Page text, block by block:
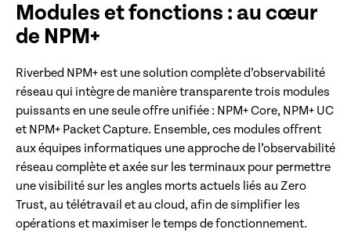
Modules et fonctions : au cœur
de NPM+
Riverbed NPM+ est une solution complète d’observabilité
réseau qui intègre de manière transparente trois modules
puissants en une seule offre unifiée : NPM+ Core, NPM+ UC
et NPM+ Packet Capture. Ensemble, ces modules offrent
aux équipes informatiques une approche de l’observabilité
réseau complète et axée sur les terminaux pour permettre
une visibilité sur les angles morts actuels liés au Zero
Trust, au télétravail et au cloud, afin de simplifier les
opérations et maximiser le temps de fonctionnement.